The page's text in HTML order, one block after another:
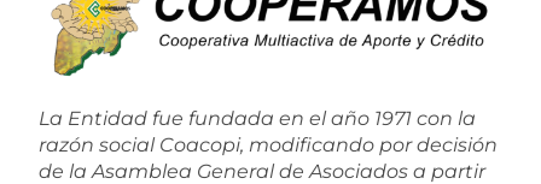
La Entidad fue fundada en el año 1971 con la
razón social Coacopi, modificando por decisión
de la Asamblea General de Asociados a partir